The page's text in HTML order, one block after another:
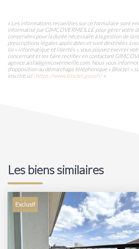
« Les informations recueillies sur ce formulaire sont
informatisé par GIMCOVERMEILLE pour gérer votre
conservées pour la durée nécessaire à la gestion de la
prescriptions légales applicables et sont destinées à
loi « informatique et libertés », vous pouvez exercer
concernant et les faire rectifier en contactant
agence.aisfa@gimcovermeille.com. Nous vous
d'opposition au démarchage téléphonique « Bloctel »,
inscrire ici : https://www.bloctel.gouv.fr/»
Les biens similaires
Exclusif